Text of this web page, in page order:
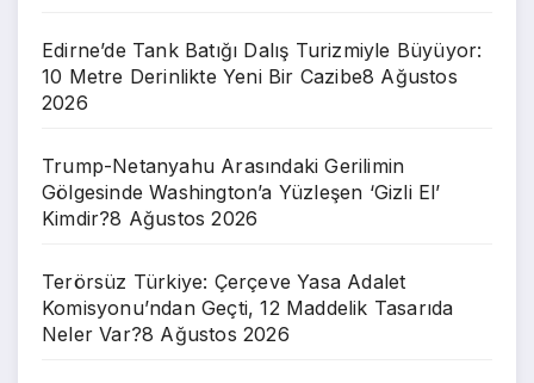
Edirne’de Tank Batığı Dalış Turizmiyle Büyüyor:
10 Metre Derinlikte Yeni Bir Cazibe8 Ağustos
2026
Trump-Netanyahu Arasındaki Gerilimin
Gölgesinde Washington’a Yüzleşen ‘Gizli El’
Kimdir?8 Ağustos 2026
Terörsüz Türkiye: Çerçeve Yasa Adalet
Komisyonu’ndan Geçti, 12 Maddelik Tasarıda
Neler Var?8 Ağustos 2026